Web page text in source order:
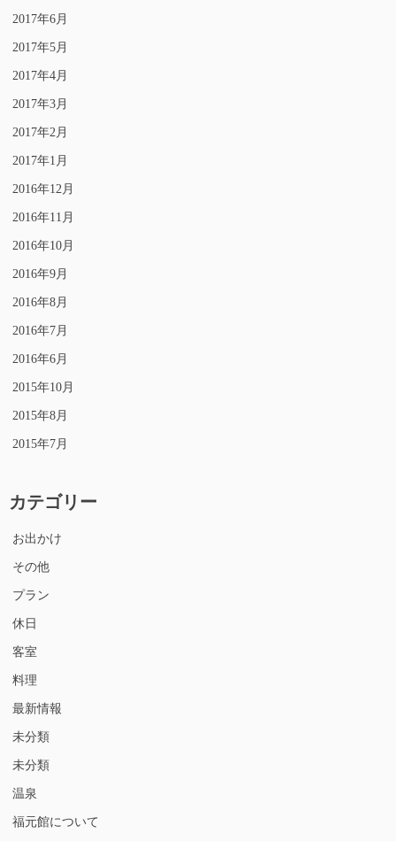
2017年6月
2017年5月
2017年4月
2017年3月
2017年2月
2017年1月
2016年12月
2016年11月
2016年10月
2016年9月
2016年8月
2016年7月
2016年6月
2015年10月
2015年8月
2015年7月
カテゴリー
お出かけ
その他
プラン
休日
客室
料理
最新情報
未分類
未分類
温泉
福元館について